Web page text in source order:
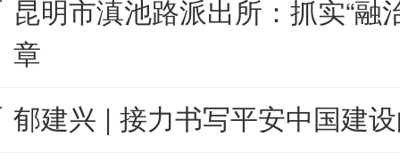
昆明市滇池路派出所：抓实“融
章
郁建兴 | 接力书写平安中国建